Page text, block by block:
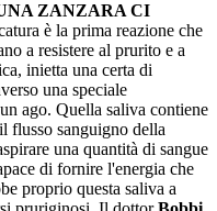
ZANZARA CI
è la prima reazione che
a resistere al prurito e a
inietta una certa di
una speciale
ago. Quella saliva contiene
flusso sanguigno della
una quantità di sangue
di fornire l'energia che
proprio questa saliva a